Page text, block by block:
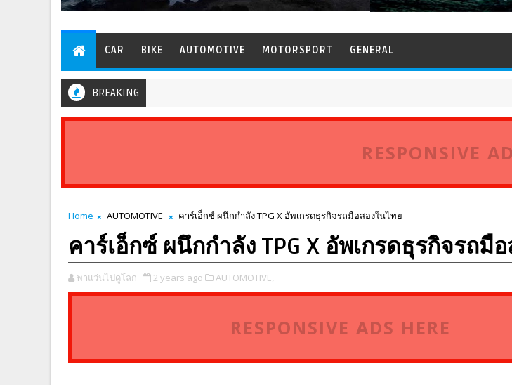
CAR BIKE AUTOMOTIVE MOTORSPORT GENERAL
BREAKING
RESPONSIVE
Home AUTOMOTIVE คาร์เอ็กซ์ ผนึกกำลัง TPG X อัพเกรดธุรกิจรถมือสองในไทย
คาร์เอ็กซ์ ผนึกกำลัง TPG X อัพเกรดธุรกิจรถมื
พาแว่นไปดูโลก 2 years ago AUTOMOTIVE,
RESPONSIVE ADS HERE